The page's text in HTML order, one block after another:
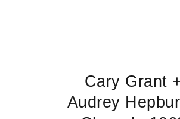
Cary Grant
Audrey